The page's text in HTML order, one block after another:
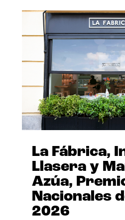
La Fábrica,
Llasera y
Azúa,
Nacionales
2026